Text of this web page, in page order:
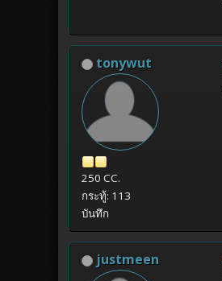
tonywut
250 CC.
กระทู้: 113
บันทึก
justmeen